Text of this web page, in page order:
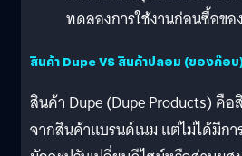
ทดลองการใช้งานก่อนซื้อขอ
สินค้า Dupe VS สินค้าปลอม (ของก๊อบ
สินค้า Dupe (Dupe Products) คื
จากสินค้าแบรนด์เนม แต่ไม่ได้มีก